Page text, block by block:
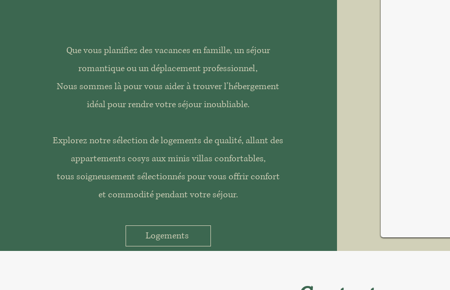
Que vous planifiez des vacances en famille, un séjour
romantique ou un déplacement professionnel,
Nous sommes là pour vous aider à trouver l'hébergement
idéal pour rendre votre séjour inoubliable.
Explorez notre sélection de logements de qualité, allant des
appartements cosys aux minis villas confortables,
tous soigneusement sélectionnés pour vous offrir confort
et commodité pendant votre séjour.
Logements